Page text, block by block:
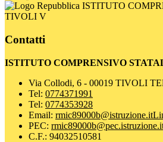
ISTITUTO
TIVOLI V
Contatti
ISTITUTO COMPRENSIVO
Via Collodi, 6 - 00019 TIVOLI
Tel: 0774371991
Tel: 0774353928
Email: rmic89000b@istruzione.it
PEC:
C.F.: 94032510581